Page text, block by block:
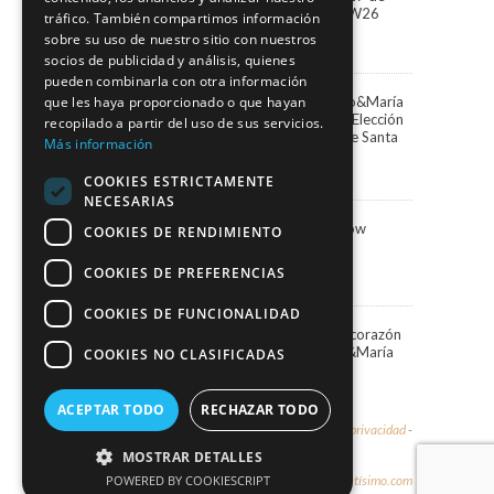
Marco&María llega a BBFW26
24 abril, 2026
Paula Vázquez elige Marco&María
para presentar la Gala de Elección
de la Reina del Carnaval de Santa
13 febrero, 2026
Marco&María Fashion Show
5 febrero, 2026
Una Navidad blanca en el corazón
de Santa Cruz con Marco&María
© 2026 - Marco & María -Aviso legal y política de privacidad-
Política de cookies
Diseño y hospedaje:
Internetísimo.com
tráfico. También compartimos información
sobre su uso de nuestro sitio con nuestros
socios de publicidad y análisis, quienes
pueden combinarla con otra información
que les haya proporcionado o que hayan
recopilado a partir del uso de sus servicios.
Más información
COOKIES ESTRICTAMENTE
NECESARIAS
COOKIES DE RENDIMIENTO
COOKIES DE PREFERENCIAS
COOKIES DE FUNCIONALIDAD
COOKIES NO CLASIFICADAS
ACEPTAR TODO RECHAZAR TODO
MOSTRAR DETALLES
POWERED BY COOKIESCRIPT